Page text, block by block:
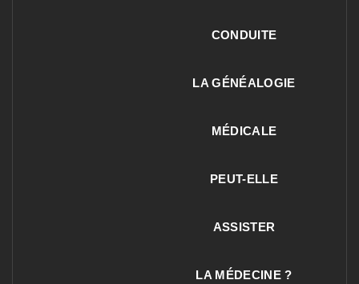
CONDUITE
LA GÉNÉALOGIE
MÉDICALE
PEUT-ELLE
ASSISTER
LA MÉDECINE ?